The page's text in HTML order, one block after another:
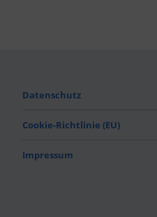
Datenschutz
Cookie-Richtlinie (EU)
Impressum